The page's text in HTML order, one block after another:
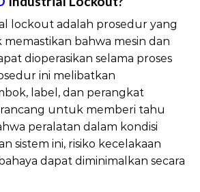
lockout adalah prosedur yang
bahwa mesin dan
dioperasikan selama proses
ini melibatkan
label, dan perangkat
untuk memberi tahu
peralatan dalam kondisi
sistem ini, risiko kecelakaan
dapat diminimalkan secara